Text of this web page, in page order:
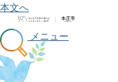
本文へ
メニュー